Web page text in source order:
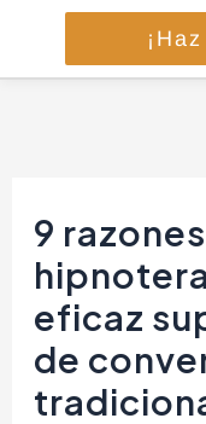
9
eficaz
de
entradas